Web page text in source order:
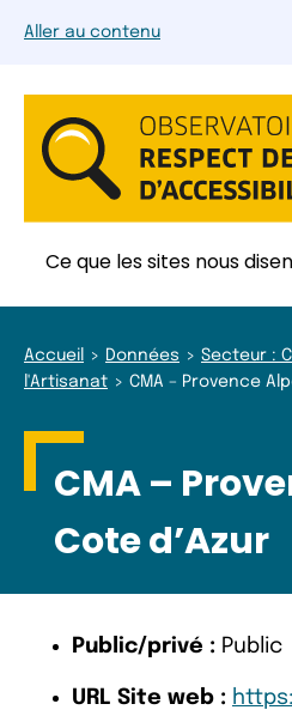
Aller au contenu
Ce que les sites nous
Accueil Données
Secteur :
l'Artisanat
CMA – Provence
CMA –
Cote d’Azur
Public/privé : Public
URL Site web :